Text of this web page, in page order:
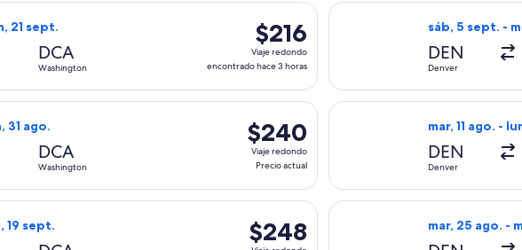
21 sept.
DCA
Washington
$216
Viaje
redondo,
encontrado
hace
3
horas
$216
Viaje redondo
encontrado hace 3 horas
de Frontier Airlines, con salida el jue, 17 sept. desde Denver hacia
sáb, 5 sept. -
DEN
Denver
Seleccionar
31 ago.
DCA
Washington
$240
Viaje
redondo,
actual
$240
Viaje redondo
Precio actual
de Frontier Airlines, con salida el vie, 28 ago. desde Denver hacia Washington,
mar, 11 ago. -
DEN
Denver
Seleccionar
19 sept.
$248
Viaje
$248
de Frontier Airlines, con salida el mar, 11 ago. desde Denver hacia
mar, 25 ago. -
Seleccionar